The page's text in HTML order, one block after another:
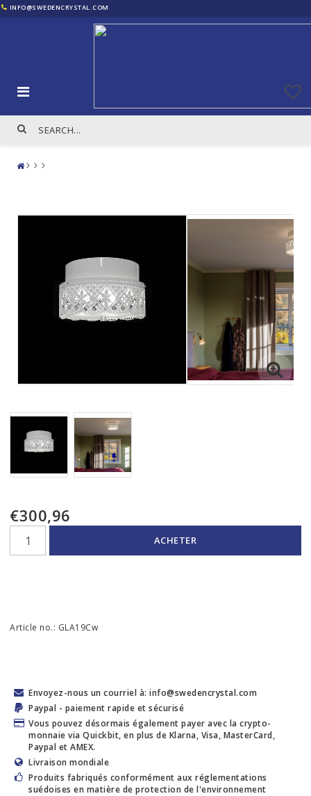
INFO@SWEDENCRYSTAL.COM
€300,96
ACHETER
Article no.: GLA19Cw
Envoyez-nous un courriel à: info@swedencrystal.com
Paypal - paiement rapide et sécurisé
Vous pouvez désormais également payer avec la crypto-
monnaie via Quickbit, en plus de Klarna, Visa, MasterCard,
Paypal et AMEX.
Livraison mondiale
Produits fabriqués conformément aux réglementations
suédoises en matière de protection de l'environnement